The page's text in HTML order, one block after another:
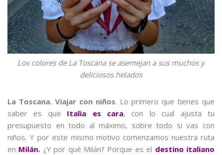
Los colores de La Toscana se asemejan a sus muchos y
deliciosos helados
La Toscana. Viajar con niños. Lo primero que tienes que
saber es que Italia es cara, con lo cual ajusta tu
presupuesto en todo al máximo, sobre todo si vas con
niños. Y por este mismo motivo comenzamos nuestra ruta
en Milán. ¿Y por qué Milán? Porque es el destino italiano